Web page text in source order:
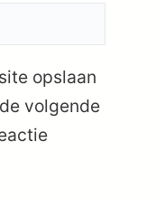
opslaan
volgende